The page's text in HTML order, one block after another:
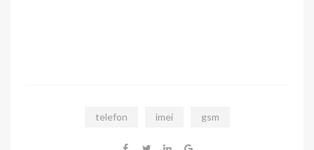
telefon imei gsm